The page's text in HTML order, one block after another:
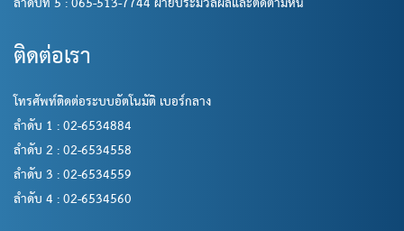
ติดต่อเรา
โทรศัพท์ติดต่อระบบอัตโนมัติ เบอร์กลาง
ลำดับ 1 : 02-6534884
ลำดับ 2 : 02-6534558
ลำดับ 3 : 02-6534559
ลำดับ 4 : 02-6534560